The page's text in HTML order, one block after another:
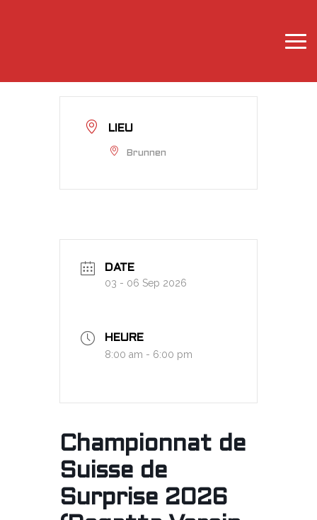
LIEU
Brunnen
DATE
03 - 06 Sep 2026
HEURE
8:00 am - 6:00 pm
Championnat de
Suisse de
Surprise 2026